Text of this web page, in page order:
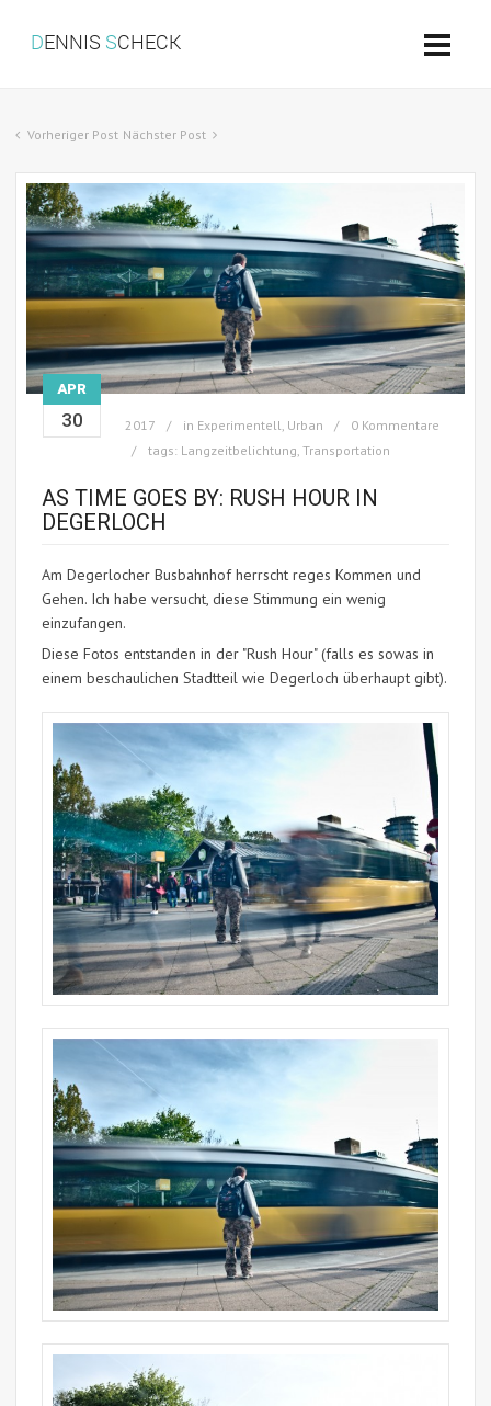
Vorheriger Post Nächster Post
APR
30 2017 in Experimentell, Urban
0 Kommentare
tags: Langzeitbelichtung, Transportation
AS TIME GOES BY: RUSH HOUR IN
DEGERLOCH
Am Degerlocher Busbahnhof herrscht reges Kommen und
Gehen. Ich habe versucht, diese Stimmung ein wenig
einzufangen.
Diese Fotos entstanden in der "Rush Hour" (falls es sowas in
einem beschaulichen Stadtteil wie Degerloch überhaupt gibt).